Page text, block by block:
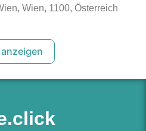
Wien, 1100, Österreich